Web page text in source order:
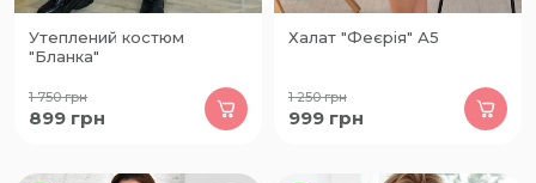
Утеплений костюм
"Бланка"
1 750грн
899 грн
Халат "Феєрія" А5
1 250грн
999 грн